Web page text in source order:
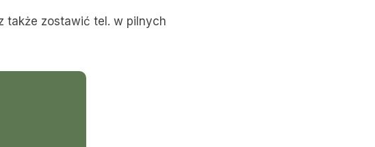
także zostawić tel. w pilnych